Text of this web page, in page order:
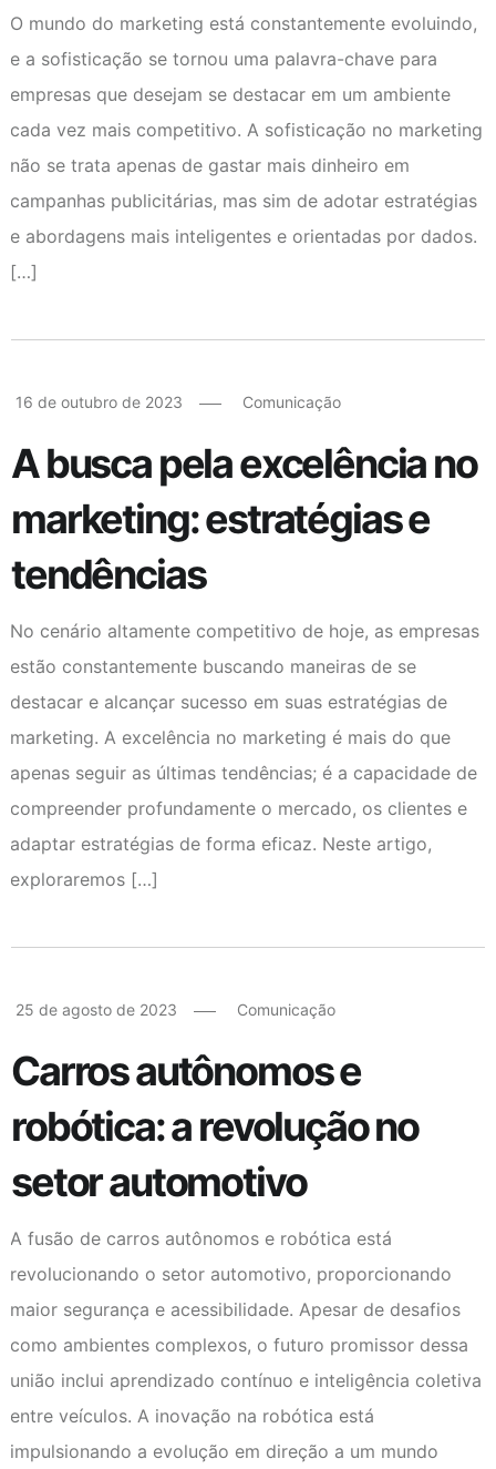
O mundo do marketing está constantemente evoluindo,
e a sofisticação se tornou uma palavra-chave para
empresas que desejam se destacar em um ambiente
cada vez mais competitivo. A sofisticação no marketing
não se trata apenas de gastar mais dinheiro em
campanhas publicitárias, mas sim de adotar estratégias
e abordagens mais inteligentes e orientadas por dados.
[…]
16 de outubro de 2023 Comunicação
A busca pela excelência no
marketing: estratégias e
tendências
No cenário altamente competitivo de hoje, as empresas
estão constantemente buscando maneiras de se
destacar e alcançar sucesso em suas estratégias de
marketing. A excelência no marketing é mais do que
apenas seguir as últimas tendências; é a capacidade de
compreender profundamente o mercado, os clientes e
adaptar estratégias de forma eficaz. Neste artigo,
exploraremos […]
25 de agosto de 2023 Comunicação
Carros autônomos e
robótica: a revolução no
setor automotivo
A fusão de carros autônomos e robótica está
revolucionando o setor automotivo, proporcionando
maior segurança e acessibilidade. Apesar de desafios
como ambientes complexos, o futuro promissor dessa
união inclui aprendizado contínuo e inteligência coletiva
entre veículos. A inovação na robótica está
impulsionando a evolução em direção a um mundo